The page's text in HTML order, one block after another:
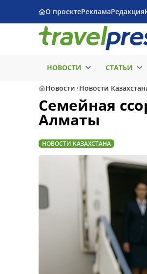
О проектеРекламаРедакция
НОВОСТИ СТАТЬИ
Новости Новости
Семейная
Алматы
НОВОСТИ КАЗАХСТАНА